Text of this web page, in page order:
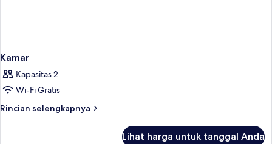
Kamar
Kapasitas 2
Wi-Fi Gratis
Rincian selengkapnya
Rincian
Lihat harga untuk tanggal Anda